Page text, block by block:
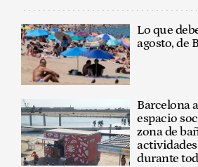
Lo que
agosto, de
Barcelona
espacio
zona de
durante